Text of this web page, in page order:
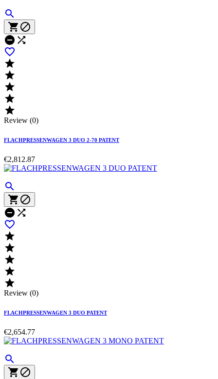

 
 






Review (0)
FLACHPRESSENWAGEN 3 DUO 2-70 PATENT
€2,812.87

 
 






Review (0)
FLACHPRESSENWAGEN 3 DUO PATENT
€2,654.77

 